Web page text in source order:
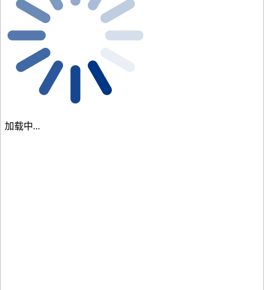
加载中...